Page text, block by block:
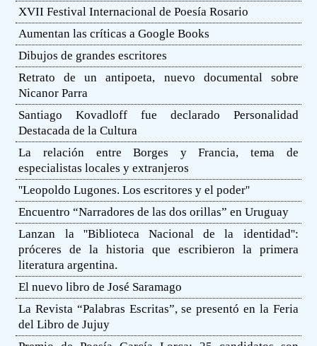
XVII Festival Internacional de Poesía Rosario
Aumentan las críticas a Google Books
Dibujos de grandes escritores
Retrato de un antipoeta, nuevo documental sobre
Nicanor Parra
Santiago Kovadloff fue declarado Personalidad
Destacada de la Cultura
La relación entre Borges y Francia, tema de
especialistas locales y extranjeros
''Leopoldo Lugones. Los escritores y el poder''
Encuentro “Narradores de las dos orillas” en Uruguay
Lanzan la ''Biblioteca Nacional de la identidad'':
próceres de la historia que escribieron la primera
literatura argentina.
El nuevo libro de José Saramago
La Revista “Palabras Escritas”, se presentó en la Feria
del Libro de Jujuy